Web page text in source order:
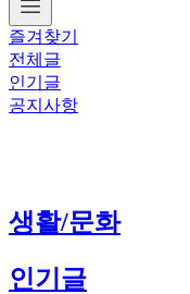
즐겨찾기
전체글
인기글
공지사항
생활/문화
인기글